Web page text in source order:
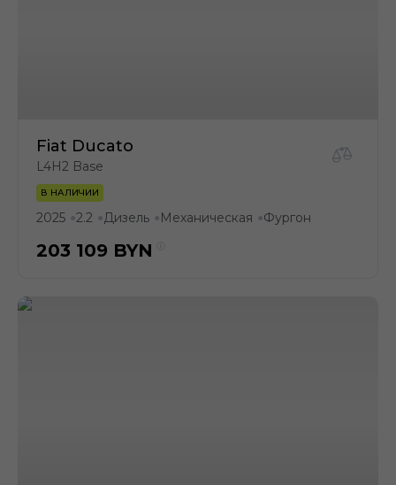
Fiat Ducato
L4H2 Base
В НАЛИЧИИ
2025 ●2.2 ●Дизель ● Механическая ●Фургон
203 109 BYN